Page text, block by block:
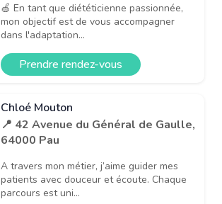
🍏 En tant que diététicienne passionnée,
mon objectif est de vous accompagner
dans l'adaptation...
Prendre rendez-vous
Chloé Mouton
📍 42 Avenue du Général de Gaulle,
64000 Pau
A travers mon métier, j’aime guider mes
patients avec douceur et écoute. Chaque
parcours est uni...